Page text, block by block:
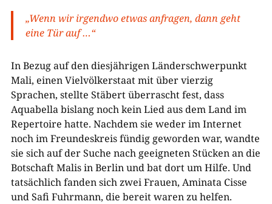
„Wenn wir irgendwo etwas anfragen, dann geht
eine Tür auf …“
In Bezug auf den diesjährigen Länderschwerpunkt
Mali, einen Vielvölkerstaat mit über vierzig
Sprachen, stellte Stäbert überrascht fest, dass
Aquabella bislang noch kein Lied aus dem Land im
Repertoire hatte. Nachdem sie weder im Internet
noch im Freundeskreis fündig geworden war, wandte
sie sich auf der Suche nach geeigneten Stücken an die
Botschaft Malis in Berlin und bat dort um Hilfe. Und
tatsächlich fanden sich zwei Frauen, Aminata Cisse
und Safi Fuhrmann, die bereit waren zu helfen.